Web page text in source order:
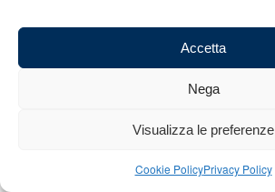
Accetta
Nega
Visualizza le preferenze
Cookie PolicyPrivacy Policy
Gp Cina – Up & Down